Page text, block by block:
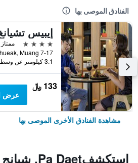
الفنادق الموصى بها
4 نجوم
ممتاز 8.8
3.1 كيلومتر عن وسط المدينة
133 ﷼
عرض
مشاهدة الفنادق الأخرى الموصى بها
استكشفPa Daet, شيانج ماي